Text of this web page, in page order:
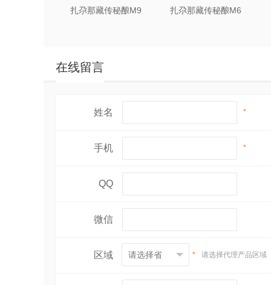
扎尕那藏传秘酿M9 扎尕那藏传秘酿M6
在线留言
姓名 *
手机 *
QQ
微信
区域 * 请选择代理产品区域